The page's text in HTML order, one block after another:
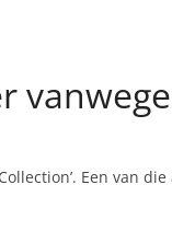
Een van die